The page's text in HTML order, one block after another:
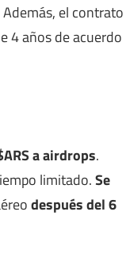
el contrato
4 años de acuerdo
a airdrops.
limitado.Se
después del 6